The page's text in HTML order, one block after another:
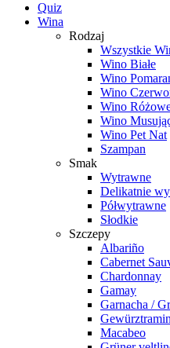
Quiz
Wina
Rodzaj
Wszystkie
Wino Białe
Wino
Wino
Wino
Wino
Wino Pet Nat
Szampan
Smak
Wytrawne
Delikatnie
Półwytrawne
Słodkie
Szczepy
Albariño
Cabernet
Chardonnay
Gamay
Garnacha /
Macabeo